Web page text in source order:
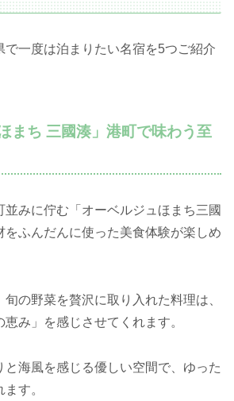
で一度は泊まりたい名宿を5つご紹介
まち 三國湊」港町で味わう至
並みに佇む「オーベルジュほまち三國
をふんだんに使った美食体験が楽しめ
の野菜を贅沢に取り入れた料理は、
み」を感じさせてくれます。
と海風を感じる優しい空間で、ゆった
す。